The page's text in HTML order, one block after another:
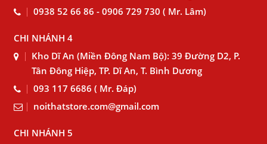
0938 52 66 86 - 0906 729 730 ( Mr. Lâm)
CHI NHÁNH 4
Kho Dĩ An (Miền Đông Nam Bộ): 39 Đường D2, P.
Tân Đông Hiệp, TP. Dĩ An, T. Bình Dương
093 117 6686 ( Mr. Đáp)
noithatstore.com@gmail.com
CHI NHÁNH 5